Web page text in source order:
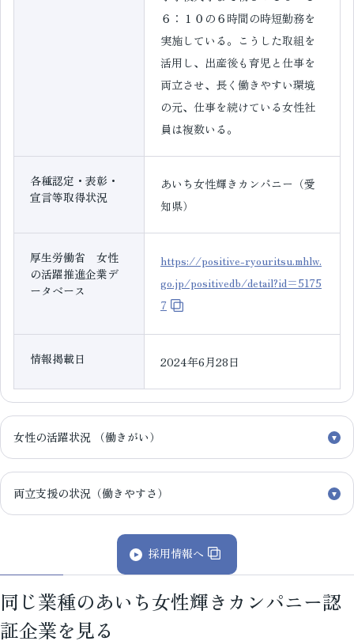
６：１０の６時間の時短勤務を
実施している。こうした取組を
活用し、出産後も育児と仕事を
両立させ、長く働きやすい環境
の元、仕事を続けている女性社
員は複数いる。
各種認定・表彰・
宣言等取得状況
あいち女性輝きカンパニー（愛
知県）
厚生労働省 女性
の活躍推進企業デ
ータベース
https://positive-ryouritsu.mhlw.
go.jp/positivedb/detail?id=5175
7
情報掲載日 2024年6月28日
女性の活躍状況 （働きがい）
両立支援の状況（働きやすさ）
採用情報へ
同じ業種のあいち女性輝きカンパニー認
証企業を見る